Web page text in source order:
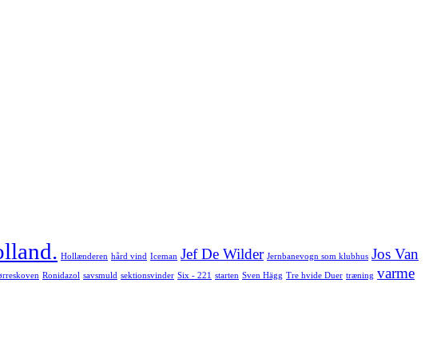
Hollænderen hård vind Iceman Jef De Wilder Jernbanevogn som klubhus Jos Van
Ronidazol savsmuld sektionsvinder Six - 221 starten Sven Hägg Tre hvide Duer træning varme